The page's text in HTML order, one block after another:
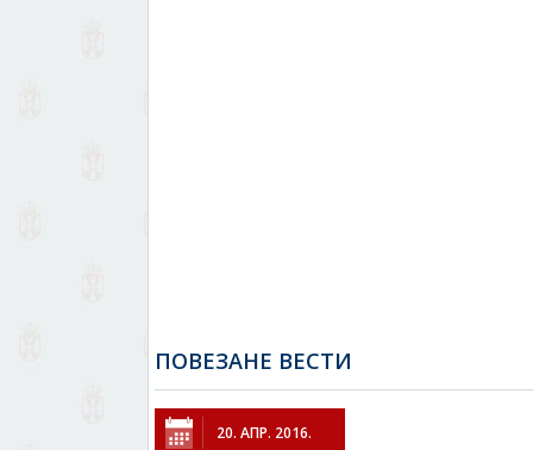
ПОВЕЗАНЕ ВЕСТИ
20. АПР. 2016.